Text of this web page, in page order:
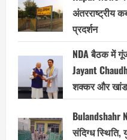
अंतरराष्ट्रीय
प्रदर्शन
NDA बैठक में
Jayant
शक्कर और खांड
Bulandshahr
संदिग्ध स्थिति,